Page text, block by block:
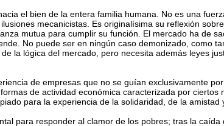
el bien de la entera familia humana. No es una
mecanicistas. Es originalísima su reflexión
mutua para cumplir su función. El mercado ha de
No puede ser en ningún caso demonizado, como
la lógica del mercado, pero necesita además leyes
de empresas que no se guían exclusivamente
de actividad económica caracterizada por ciertos
para la experiencia de la solidaridad, de la
para responder al clamor de los pobres; tras la